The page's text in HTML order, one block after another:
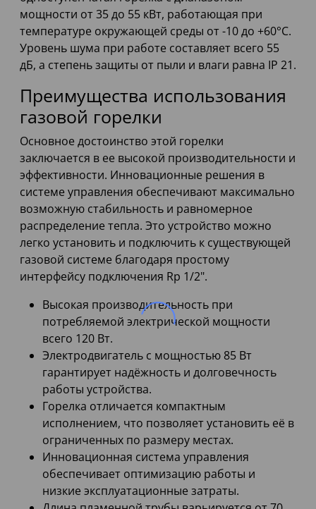
мощности от 35 до 55 кВт, работающая при
температуре окружающей среды от -10 до +60°C.
Уровень шума при работе составляет всего 55
дБ, а степень защиты от пыли и влаги равна IP 21.
Преимущества использования
газовой горелки
Основное достоинство этой горелки
заключается в ее высокой производительности и
эффективности. Инновационные решения в
системе управления обеспечивают максимально
возможную стабильность и равномерное
распределение тепла. Это устройство можно
легко установить и подключить к существующей
газовой системе благодаря простому
интерфейсу подключения Rp 1/2".
Высокая производительность при
потребляемой электрической мощности
всего 120 Вт.
Электродвигатель с мощностью 85 Вт
гарантирует надёжность и долговечность
работы устройства.
Горелка отличается компактным
исполнением, что позволяет установить её в
ограниченных по размеру местах.
Инновационная система управления
обеспечивает оптимизацию работы и
низкие эксплуатационные затраты.